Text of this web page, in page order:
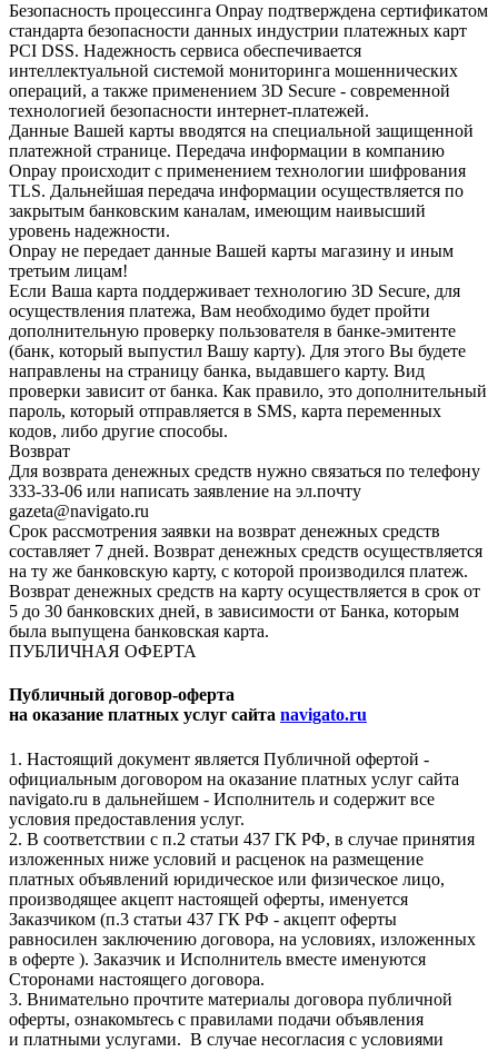
Безопасность процессинга Onpay подтверждена сертификатом
стандарта безопасности данных индустрии платежных карт
PCI DSS. Надежность сервиса обеспечивается
интеллектуальной системой мониторинга мошеннических
операций, а также применением 3D Secure - современной
технологией безопасности интернет-платежей.
Данные Вашей карты вводятся на специальной защищенной
платежной странице. Передача информации в компанию
Onpay происходит с применением технологии шифрования
TLS. Дальнейшая передача информации осуществляется по
закрытым банковским каналам, имеющим наивысший
уровень надежности.
Onpay не передает данные Вашей карты магазину и иным
третьим лицам!
Если Ваша карта поддерживает технологию 3D Secure, для
осуществления платежа, Вам необходимо будет пройти
дополнительную проверку пользователя в банке-эмитенте
(банк, который выпустил Вашу карту). Для этого Вы будете
направлены на страницу банка, выдавшего карту. Вид
проверки зависит от банка. Как правило, это дополнительный
пароль, который отправляется в SMS, карта переменных
кодов, либо другие способы.
Возврат
Для возврата денежных средств нужно связаться по телефону
333-33-06 или написать заявление на эл.почту
gazeta@navigato.ru
Срок рассмотрения заявки на возврат денежных средств
составляет 7 дней. Возврат денежных средств осуществляется
на ту же банковскую карту, с которой производился платеж.
Возврат денежных средств на карту осуществляется в срок от
5 до 30 банковских дней, в зависимости от Банка, которым
была выпущена банковская карта.
ПУБЛИЧНАЯ ОФЕРТА
Публичный договор-оферта
на оказание платных услуг сайта navigato.ru
1. Настоящий документ является Публичной офертой -
официальным договором на оказание платных услуг сайта
navigato.ru в дальнейшем - Исполнитель и содержит все
условия предоставления услуг.
2. В соответствии с п.2 статьи 437 ГК РФ, в случае принятия
изложенных ниже условий и расценок на размещение
платных объявлений юридическое или физическое лицо,
производящее акцепт настоящей оферты, именуется
Заказчиком (п.3 статьи 437 ГК РФ - акцепт оферты
равносилен заключению договора, на условиях, изложенных
в оферте ). Заказчик и Исполнитель вместе именуются
Сторонами настоящего договора.
3. Внимательно прочтите материалы договора публичной
оферты, ознакомьтесь с правилами подачи объявления
и платными услугами. В случае несогласия с условиями